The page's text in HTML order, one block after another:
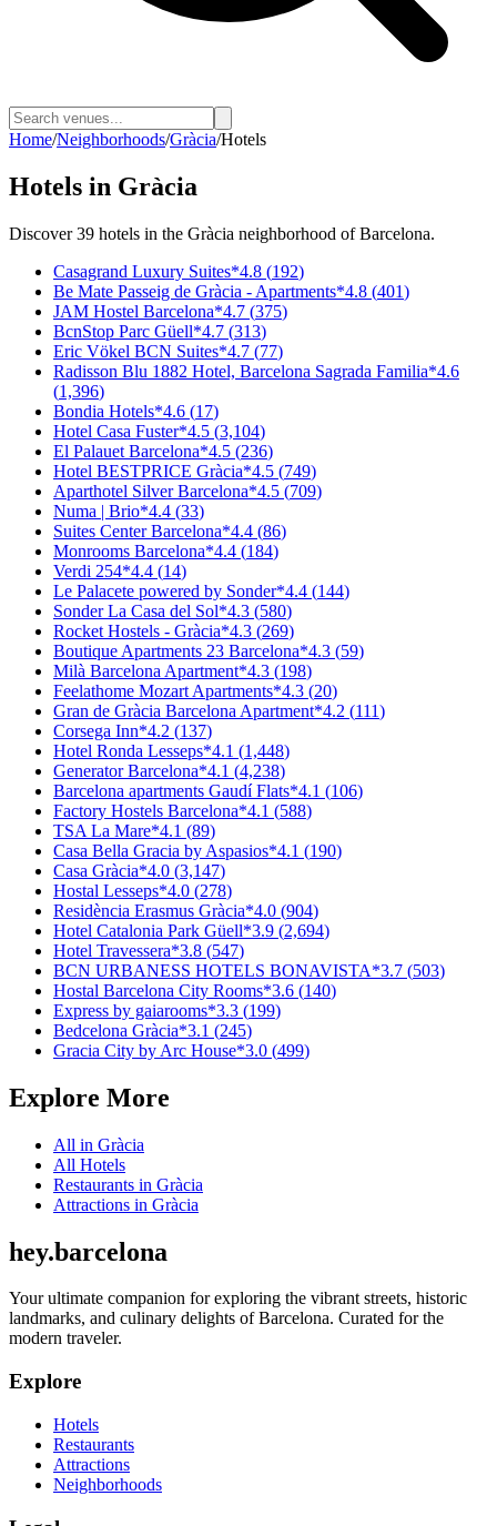
Home/Neighborhoods/Gràcia/Hotels
Hotels in Gràcia
Discover39 hotels in the Gràcia neighborhood of Barcelona.
Casagrand Luxury Suites*4.8 (192)
Be Mate Passeig de Gràcia - Apartments*4.8 (401)
JAM Hostel Barcelona*4.7 (375)
BcnStop Parc Güell*4.7 (313)
Eric Vökel BCN Suites*4.7 (77)
Radisson Blu 1882 Hotel, Barcelona Sagrada Familia*4.6
(1,396)
Bondia Hotels*4.6 (17)
Hotel Casa Fuster*4.5 (3,104)
El Palauet Barcelona*4.5 (236)
Hotel BESTPRICE Gràcia*4.5 (749)
Aparthotel Silver Barcelona*4.5 (709)
Numa | Brio*4.4 (33)
Suites Center Barcelona*4.4 (86)
Monrooms Barcelona*4.4 (184)
Verdi 254*4.4 (14)
Le Palacete powered by Sonder*4.4 (144)
Sonder La Casa del Sol*4.3 (580)
Rocket Hostels - Gràcia*4.3 (269)
Boutique Apartments 23 Barcelona*4.3 (59)
Milà Barcelona Apartment*4.3 (198)
Feelathome Mozart Apartments*4.3 (20)
Gran de Gràcia Barcelona Apartment*4.2 (111)
Corsega Inn*4.2 (137)
Hotel Ronda Lesseps*4.1 (1,448)
Generator Barcelona*4.1 (4,238)
Barcelona apartments Gaudí Flats*4.1 (106)
Factory Hostels Barcelona*4.1 (588)
TSA La Mare*4.1 (89)
Casa Bella Gracia by Aspasios*4.1 (190)
Casa Gràcia*4.0 (3,147)
Hostal Lesseps*4.0 (278)
Residència Erasmus Gràcia*4.0 (904)
Hotel Catalonia Park Güell*3.9 (2,694)
Hotel Travessera*3.8 (547)
BCN URBANESS HOTELS BONAVISTA*3.7 (503)
Hostal Barcelona City Rooms*3.6 (140)
Express by gaiarooms*3.3 (199)
Bedcelona Gràcia*3.1 (245)
Gracia City by Arc House*3.0 (499)
Explore More
All in Gràcia
All Hotels
Restaurants in Gràcia
Attractions in Gràcia
hey.barcelona
Your ultimate companion for exploring the vibrant streets, historic
landmarks, and culinary delights of Barcelona. Curated for the
modern traveler.
Explore
Hotels
Restaurants
Attractions
Neighborhoods